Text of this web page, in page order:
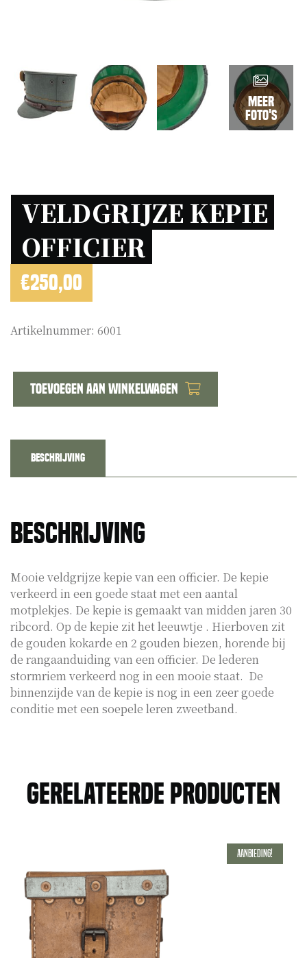
Meer
foto's
VELDGRIJZE KEPIE
OFFICIER
€250,00
Artikelnummer: 6001
aantal
Toevoegen aan winkelwagen
Beschrijving
Beschrijving
Mooie veldgrijze kepie van een officier. De kepie
verkeerd in een goede staat met een aantal
motplekjes. De kepie is gemaakt van midden jaren 30
ribcord. Op de kepie zit het leeuwtje . Hierboven zit
de gouden kokarde en 2 gouden biezen, horende bij
de rangaanduiding van een officier. De lederen
stormriem verkeerd nog in een mooie staat. De
binnenzijde van de kepie is nog in een zeer goede
conditie met een soepele leren zweetband.
Gerelateerde producten
Aanbieding!